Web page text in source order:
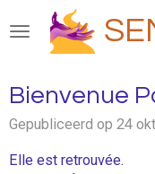
direct
de
hoofdinhoud
Bienvenue
Gepubliceerd op 24
Elle est retrouvée.